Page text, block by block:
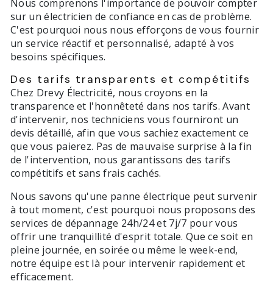
Nous comprenons l'importance de pouvoir compter
sur un électricien de confiance en cas de problème.
C'est pourquoi nous nous efforçons de vous fournir
un service réactif et personnalisé, adapté à vos
besoins spécifiques.
Des tarifs transparents et compétitifs
Chez Drevy Électricité, nous croyons en la
transparence et l'honnêteté dans nos tarifs. Avant
d'intervenir, nos techniciens vous fourniront un
devis détaillé, afin que vous sachiez exactement ce
que vous paierez. Pas de mauvaise surprise à la fin
de l'intervention, nous garantissons des tarifs
compétitifs et sans frais cachés.
Nous savons qu'une panne électrique peut survenir
à tout moment, c'est pourquoi nous proposons des
services de dépannage 24h/24 et 7j/7 pour vous
offrir une tranquillité d'esprit totale. Que ce soit en
pleine journée, en soirée ou même le week-end,
notre équipe est là pour intervenir rapidement et
efficacement.